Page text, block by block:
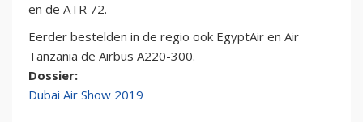
en de ATR 72.
Eerder bestelden in de regio ook EgyptAir en Air
Tanzania de Airbus A220-300.
Dossier:
Dubai Air Show 2019